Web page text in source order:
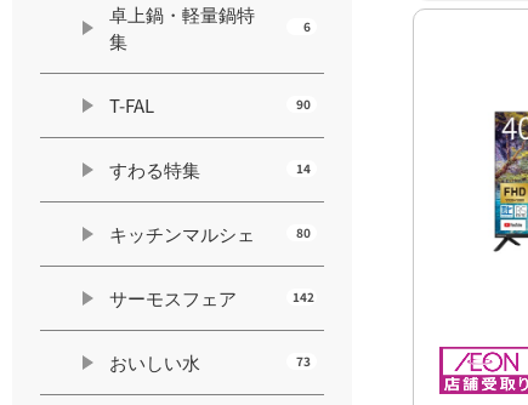
卓上鍋・軽量鍋特
集
6
T-FAL 90
すわる特集 14
キッチンマルシェ 80
サーモスフェア 142
おいしい水 73